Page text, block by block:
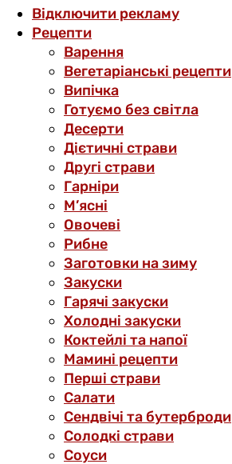
Відключити рекламу
Рецепти
Варення
Вегетаріанські рецепти
Випічка
Готуємо без світла
Десерти
Дієтичні страви
Другі страви
Гарніри
М’ясні
Овочеві
Рибне
Заготовки на зиму
Закуски
Гарячі закуски
Холодні закуски
Коктейлі та напої
Мамині рецепти
Перші страви
Салати
Сендвічі та бутерброди
Солодкі страви
Соуси